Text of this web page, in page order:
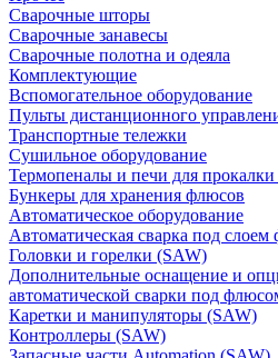
Сварочные шторы
Сварочные занавесы
Сварочные полотна и одеяла
Комплектующие
Вспомогательное оборудование
Пульты дистанционного
Транспортные тележки
Сушильное оборудование
Термопеналы и печи для прокалки
Бункеры для хранения флюсов
Автоматическое оборудование
Автоматическая сварка под
Головки и горелки (SAW)
Дополнительные оснащение и
автоматической сварки под
Каретки и манипуляторы (SAW)
Контроллеры (SAW)